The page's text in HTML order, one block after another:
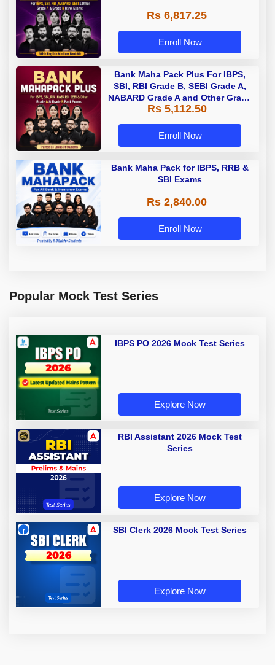
Rs 6,817.25
Enroll Now
Bank Maha Pack Plus For IBPS,
SBI, RBI Grade B, SEBI Grade A,
NABARD Grade A and Other Grade
A & Grade B Bank Exams
Rs 5,112.50
Enroll Now
Bank Maha Pack for IBPS, RRB &
SBI Exams
Rs 2,840.00
Enroll Now
Popular Mock Test Series
IBPS PO 2026 Mock Test Series
Explore Now
RBI Assistant 2026 Mock Test
Series
Explore Now
SBI Clerk 2026 Mock Test Series
Explore Now